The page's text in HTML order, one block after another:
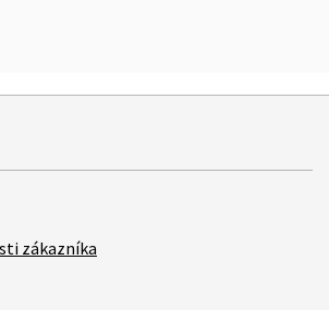
zákazníka